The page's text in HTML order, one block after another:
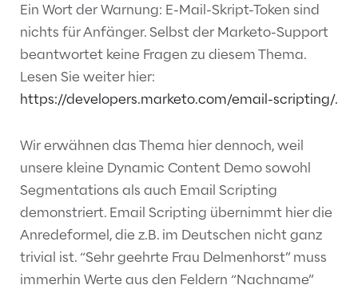
Ein Wort der Warnung: E-Mail-Skript-Token sind
nichts für Anfänger. Selbst der Marketo-Support
beantwortet keine Fragen zu diesem Thema.
Lesen Sie weiter hier:
https://developers.marketo.com/email-scripting/.
Wir erwähnen das Thema hier dennoch, weil
unsere kleine Dynamic Content Demo sowohl
Segmentations als auch Email Scripting
demonstriert. Email Scripting übernimmt hier die
Anredeformel, die z.B. im Deutschen nicht ganz
trivial ist. “Sehr geehrte Frau Delmenhorst” muss
immerhin Werte aus den Feldern “Nachname”